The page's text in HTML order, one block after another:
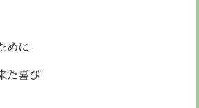
めに
た喜び